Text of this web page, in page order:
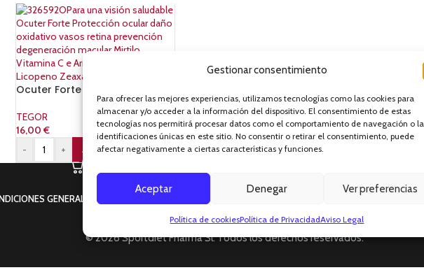
Gestionar consentimiento
Para ofrecer las mejores experiencias, utilizamos tecnologías como las cookies para
almacenar y/o acceder a la información del dispositivo. El consentimiento de estas
tecnologías nos permitirá procesar datos como el comportamiento de navegación o
identificaciones únicas en este sitio. No consentir o retirar el consentimiento, puede
afectar negativamente a ciertas características y funciones.
Aceptar Denegar Ver preferencias
Política de cookiesPolítica de PrivacidadAviso Legal
Ocuter Forte 45 comp Tegor
TEGOR
16,00 €
-
+ AÑADIR AL CARRITO
GENERALES POLÍTICA DE COOKIES Pago con tarjeta, Bizum, o
© 2026 Sportdiet Fharma Sl. Todos los derechos reservados.